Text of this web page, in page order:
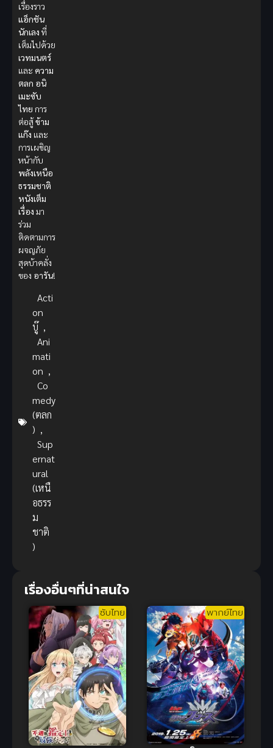
เรื่องราว
แอ็กชัน
นักเลง ที่
เต็มไปด้วย
เวทมนตร์
และ ความ
ตลก อนิ
เมะซับ
ไทย การ
ต่อสู้ข้าม
แก๊ง และ
การเผชิญ
หน้ากับ
พลังเหนือ
ธรรมชาติ
หนังเต็ม
เรื่อง มา
ร่วม
ติดตามการ
ผจญภัย
สุดบ้าคลั่ง
ของ อารัน!
Acti
on
บู๊ ,
Ani
mati
on ,
Co
medy
(ตลก
) ,
Sup
ernat
ural
(เหนื
อธรร
ม
ชาติ
)
เรื่องอื่นๆที่น่าสนใจ
ซับไทย พากย์ไทย